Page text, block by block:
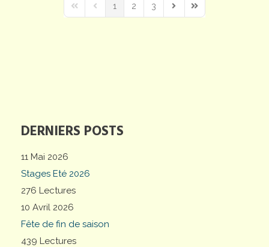
DERNIERS POSTS
11 Mai 2026
Stages Eté 2026
276 Lectures
10 Avril 2026
Fête de fin de saison
439 Lectures
First PagePrevious Page
1 2 3
Next PageLast Page